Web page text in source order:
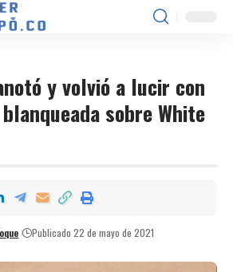
y volvió a lucir con
sobre White
Publicado 22 de mayo de 2021